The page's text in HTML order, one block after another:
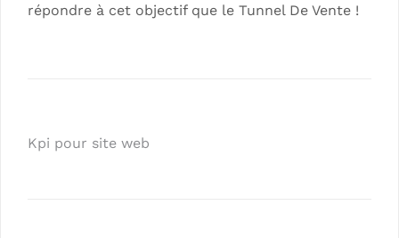
répondre à cet objectif que le Tunnel De Vente !
Kpi pour site web